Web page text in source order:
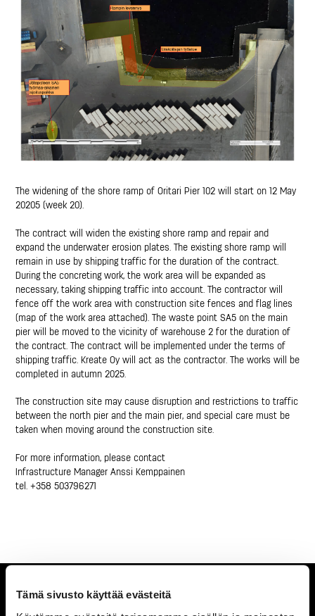
Tämä sivusto käyttää evästeitä
The widening of the shore ramp of Oritari Pier 102 will start on 12 May
20205 (week 20).
The contract will widen the existing shore ramp and repair and
expand the underwater erosion plates. The existing shore ramp will
remain in use by shipping traffic for the duration of the contract.
During the concreting work, the work area will be expanded as
necessary, taking shipping traffic into account. The contractor will
fence off the work area with construction site fences and flag lines
(map of the work area attached). The waste point SA5 on the main
pier will be moved to the vicinity of warehouse 2 for the duration of
the contract. The contract will be implemented under the terms of
shipping traffic. Kreate Oy will act as the contractor. The works will be
completed in autumn 2025.
The construction site may cause disruption and restrictions to traffic
between the north pier and the main pier, and special care must be
taken when moving around the construction site.
For more information, please contact
Infrastructure Manager Anssi Kemppainen
tel. +358 503796271